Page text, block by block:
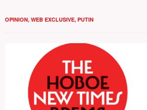
OPINION, WEB EXCLUSIVE, PUTIN